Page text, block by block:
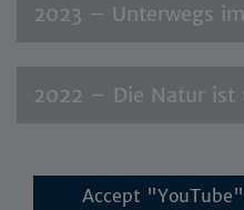
2023 – Unterwegs
2022 – Die Natur ist
Accept